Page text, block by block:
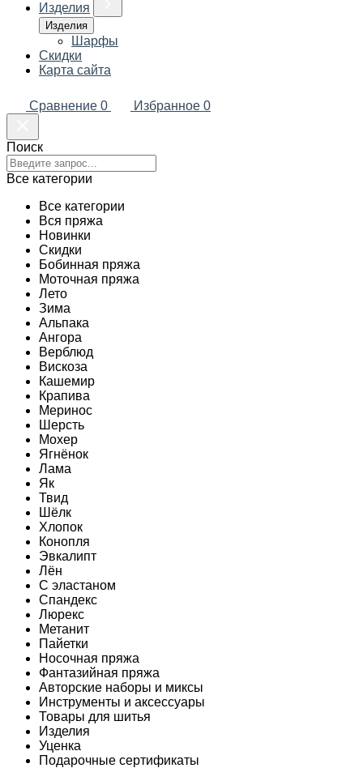
Изделия
Изделия
Шарфы
Скидки
Карта сайта
Сравнение 0 Избранное 0
Поиск
Все категории
Все категории
Вся пряжа
Новинки
Скидки
Бобинная пряжа
Моточная пряжа
Лето
Зима
Альпака
Ангора
Верблюд
Вискоза
Кашемир
Крапива
Меринос
Шерсть
Мохер
Ягнёнок
Лама
Як
Твид
Шёлк
Хлопок
Конопля
Эвкалипт
Лён
C эластаном
Спандекс
Люрекс
Метанит
Пайетки
Носочная пряжа
Фантазийная пряжа
Авторские наборы и миксы
Инструменты и аксессуары
Товары для шитья
Изделия
Уценка
Подарочные сертификаты